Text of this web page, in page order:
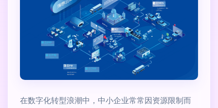
在数字化转型浪潮中，中小企业常常因资源限制而